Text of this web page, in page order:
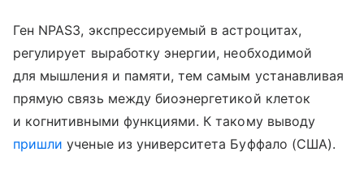
Ген NPAS3, экспрессируемый в астроцитах,
регулирует выработку энергии, необходимой
для мышления и памяти, тем самым устанавливая
прямую связь между биоэнергетикой клеток
и когнитивными функциями. К такому выводу
пришли ученые из университета Буффало (США).